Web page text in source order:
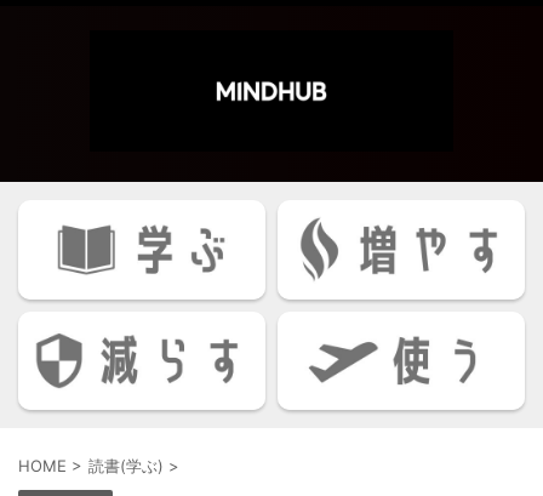
HOME > 読書(学ぶ) >